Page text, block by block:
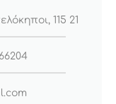
115 21